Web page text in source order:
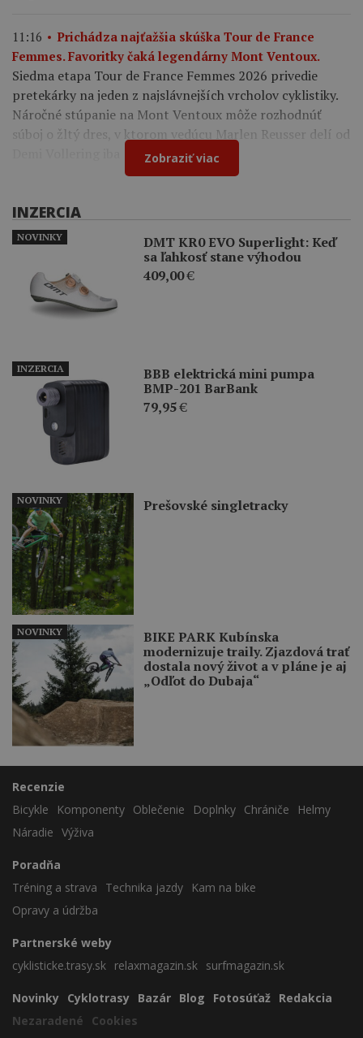
11:16
Prichádza najťažšia skúška Tour de France
Femmes. Favoritky čaká legendárny Mont Ventoux.
Siedma etapa Tour de France Femmes 2026 privedie
pretekárky na jeden z najslávnejších vrcholov cyklistiky.
Náročné stúpanie na Mont Ventoux môže rozhodnúť
súboj o žltý dres, v ktorom vedúcu Marlen Reusser delí od
Demi Vollering iba 12 sekúnd.
Zobraziť viac
INZERCIA
DMT KR0 EVO Superlight: Keď
sa ľahkosť stane výhodou
409,00€
NOVINKY
BBB elektrická mini pumpa
BMP-201 BarBank
79,95€
INZERCIA
Prešovské singletracky
NOVINKY
BIKE PARK Kubínska
modernizuje traily. Zjazdová trať
dostala nový život a v pláne je aj
„Odľot do Dubaja“
NOVINKY
Recenzie
Bicykle
Komponenty Oblečenie Doplnky Chrániče
Helmy
Náradie Výživa
Poradňa
Tréning a strava
Technika jazdy
Kam na bike
Opravy a údržba
Partnerské weby
cyklisticke.trasy.sk relaxmagazin.sk surfmagazin.sk
Novinky Cyklotrasy Bazár Blog Fotosúťaž Redakcia
Nezaradené
Cookies